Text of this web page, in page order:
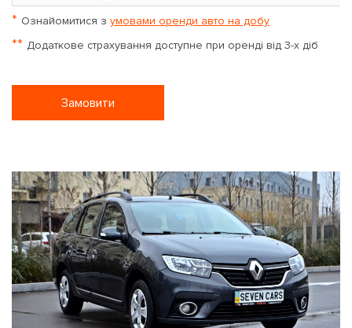
* Ознайомитися з умовами оренди авто на добу
** Додаткове страхування доступне при оренді від 3-х діб
Замовити